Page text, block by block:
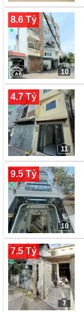
8.6 Tỷ
10
4.7 Tỷ
11
9.5 Tỷ
10
7.5 Tỷ
7